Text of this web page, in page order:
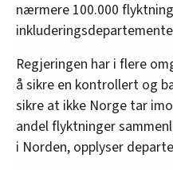
nærmere 100.000
Regjeringen har i flere
å sikre en kontrollert og
sikre at ikke Norge tar
andel flyktninger
i Norden, opplyser